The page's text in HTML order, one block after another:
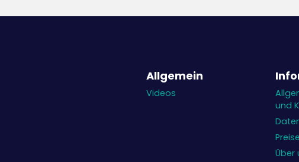
Allgemein
Videos
und
Preise
Über